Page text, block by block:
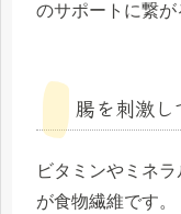
のサポートに繋が
腸を刺激し
ビタミンやミネ
が食物繊維です。